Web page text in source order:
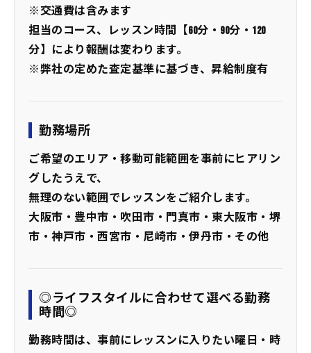
※交通費は含みます
担当のコース、レッスン時間【60分・90分・120
分】により報酬は変わります。
※弊社の定めた査定基準に基づき、昇給制度有
勤務場所
ご希望のエリア・移動可能範囲を事前にヒアリン
グしたうえで、
無理のない範囲でレッスンをご紹介します。
大阪市・豊中市・吹田市・門真市・東大阪市・堺
市・神戸市・西宮市・尼崎市・伊丹市・その他
◎ライフスタイルに合わせて選べる勤務
時間◎
勤務時間は、事前にレッスンに入りたい曜日・時